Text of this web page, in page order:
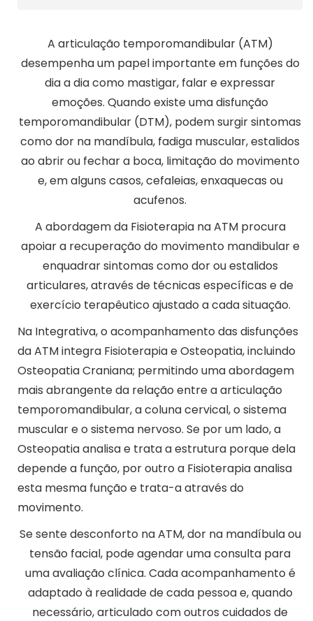
A articulação temporomandibular (ATM)
desempenha um papel importante em funções do
dia a dia como mastigar, falar e expressar
emoções. Quando existe uma disfunção
temporomandibular (DTM), podem surgir sintomas
como dor na mandíbula, fadiga muscular, estalidos
ao abrir ou fechar a boca, limitação do movimento
e, em alguns casos, cefaleias, enxaquecas ou
acufenos.
A abordagem da Fisioterapia na ATM procura
apoiar a recuperação do movimento mandibular e
enquadrar sintomas como dor ou estalidos
articulares, através de técnicas específicas e de
exercício terapêutico ajustado a cada situação.
Na Integrativa, o acompanhamento das disfunções
da ATM integra Fisioterapia e Osteopatia, incluindo
Osteopatia Craniana; permitindo uma abordagem
mais abrangente da relação entre a articulação
temporomandibular, a coluna cervical, o sistema
muscular e o sistema nervoso. Se por um lado, a
Osteopatia analisa e trata a estrutura porque dela
depende a função, por outro a Fisioterapia analisa
esta mesma função e trata-a através do
movimento.
Se sente desconforto na ATM, dor na mandíbula ou
tensão facial, pode agendar uma consulta para
uma avaliação clínica. Cada acompanhamento é
adaptado à realidade de cada pessoa e, quando
necessário, articulado com outros cuidados de